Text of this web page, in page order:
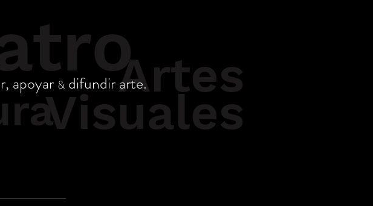
Artes
Visuales
apoyar & difundir arte.